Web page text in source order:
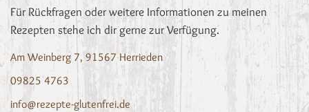
Für Rückfragen oder weitere Informationen zu meinen
Rezepten stehe ich dir gerne zur Verfügung.
Am Weinberg 7, 91567 Herrieden
09825 4763
info@rezepte-glutenfrei.de